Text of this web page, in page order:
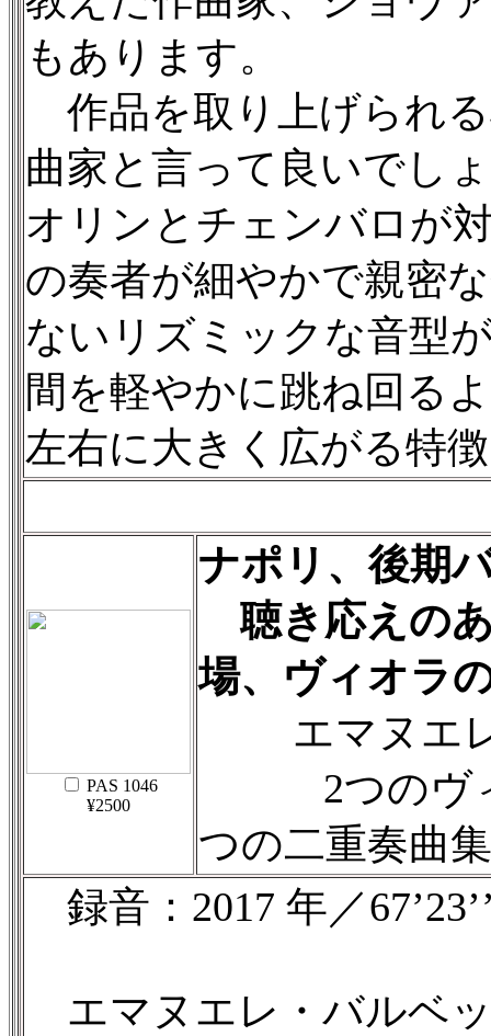
もあります。
作品を取り上げられ
曲家と言って良いでし
オリンとチェンバロが
の奏者が細やかで親密
ないリズミックな音型
間を軽やかに跳ね回る
左右に大きく広がる特
PAS 1046
¥2500
ナポリ、後期
聴き応えの
場、ヴィオラ
エマヌエレ
2つのヴィ
つの二重奏曲集
録音：2017 年／
エマヌエレ・バルベッ